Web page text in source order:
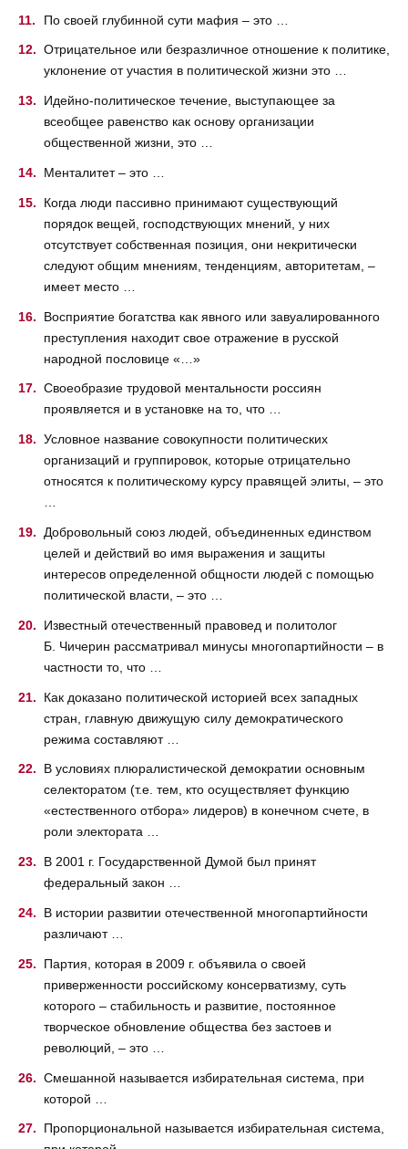
По своей глубинной сути мафия – это …
Отрицательное или безразличное отношение к политике,
уклонение от участия в политической жизни это …
Идейно-политическое течение, выступающее за
всеобщее равенство как основу организации
общественной жизни, это …
Менталитет – это …
Когда люди пассивно принимают существующий
порядок вещей, господствующих мнений, у них
отсутствует собственная позиция, они некритически
следуют общим мнениям, тенденциям, авторитетам, –
имеет место …
Восприятие богатства как явного или завуалированного
преступления находит свое отражение в русской
народной пословице «…»
Своеобразие трудовой ментальности россиян
проявляется и в установке на то, что …
Условное название совокупности политических
организаций и группировок, которые отрицательно
относятся к политическому курсу правящей элиты, – это
…
Добровольный союз людей, объединенных единством
целей и действий во имя выражения и защиты
интересов определенной общности людей с помощью
политической власти, – это …
Известный отечественный правовед и политолог
Б. Чичерин рассматривал минусы многопартийности – в
частности то, что …
Как доказано политической историей всех западных
стран, главную движущую силу демократического
режима составляют …
В условиях плюралистической демократии основным
селекторатом (т.е. тем, кто осуществляет функцию
«естественного отбора» лидеров) в конечном счете, в
роли электората …
В 2001 г. Государственной Думой был принят
федеральный закон …
В истории развитии отечественной многопартийности
различают …
Партия, которая в 2009 г. объявила о своей
приверженности российскому консерватизму, суть
которого – стабильность и развитие, постоянное
творческое обновление общества без застоев и
революций, – это …
Смешанной называется избирательная система, при
которой …
Пропорциональной называется избирательная система,